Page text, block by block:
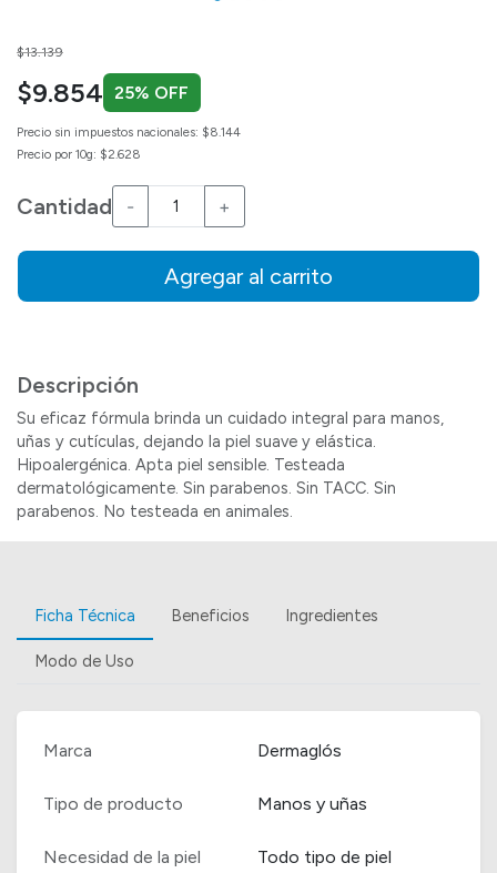
Price reduced from
$13.139
$9.854 25% OFF
Precio sin impuestos nacionales: $8.144
Precio por 10g: $2.628
Cantidad - +
Agregar al carrito
Descripción
Su eficaz fórmula brinda un cuidado integral para manos,
uñas y cutículas, dejando la piel suave y elástica.
Hipoalergénica. Apta piel sensible. Testeada
dermatológicamente. Sin parabenos. Sin TACC. Sin
parabenos. No testeada en animales.
Ficha Técnica Beneficios Ingredientes
Modo de Uso
Marca Dermaglós
Tipo de producto Manos y uñas
Necesidad de la piel Todo tipo de piel